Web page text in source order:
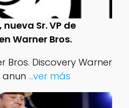
Sr. VP de
Warner Bros.
Bros. Discovery Warner
anun ...ver más